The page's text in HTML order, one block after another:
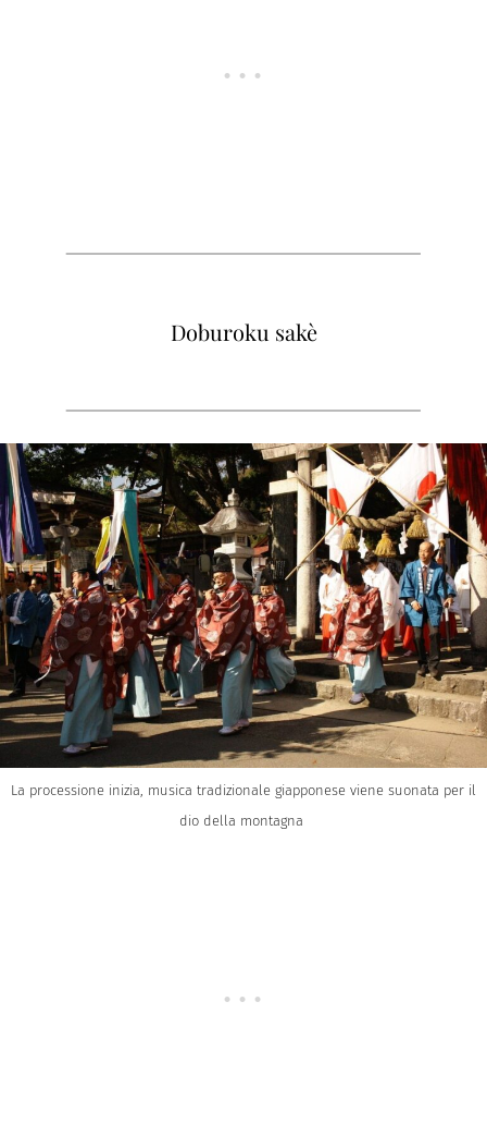
Doburoku sakè
La processione inizia, musica tradizionale giapponese viene suonata per il
dio della montagna